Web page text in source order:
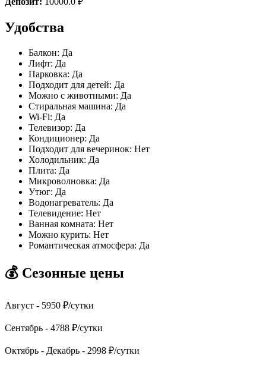
Удобства
Балкон: Да
Лифт: Да
Парковка: Да
Подходит для детей: Да
Можно с животными: Да
Стиральная машина: Да
Wi-Fi: Да
Телевизор: Да
Кондиционер: Да
Подходит для вечеринок: Нет
Холодильник: Да
Плита: Да
Микроволновка: Да
Утюг: Да
Водонагреватель: Да
Телевидение: Нет
Ванная комната: Нет
Можно курить: Нет
Романтическая атмосфера: Да
💰 Сезонные цены
Август - 5950 ₽/сутки
Сентябрь - 4788 ₽/сутки
Октябрь - Декабрь - 2998 ₽/сутки